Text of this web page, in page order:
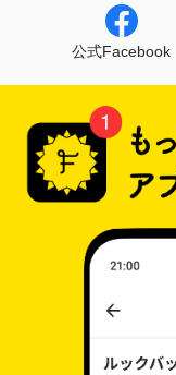
公式Facebook